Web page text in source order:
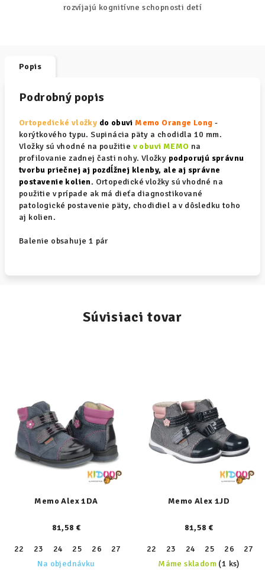
rozvíjajú kognitívne schopnosti detí
Popis
Podrobný popis
Ortopedické vložky do obuvi Memo Orange Long -
korýtkového typu. Supinácia päty a chodidla 10 mm.
Vložky sú vhodné na použitie v obuvi MEMO na
profilovanie zadnej časti nohy. Vložky podporujú správnu
tvorbu priečnej aj pozdĺžnej klenby, ale aj správne
postavenie kolien. Ortopedické vložky sú vhodné na
použitie v prípade ak má dieťa diagnostikované
patologické postavenie päty, chodidiel a v dôsledku toho
aj kolien.
Balenie obsahuje 1 pár
Súvisiaci tovar
Memo Alex 1DA
81,58 €
22 23 24 25 26 27 29 30
31
Na objednávku
Memo Alex 1JD
81,58 €
22 23 24 25 26 27
Máme skladom (1 ks)